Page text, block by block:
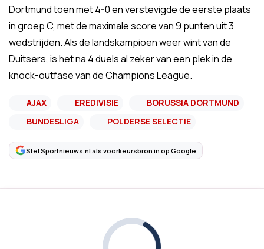
Dortmund toen met 4-0 en verstevigde de eerste plaats
in groep C, met de maximale score van 9 punten uit 3
wedstrijden. Als de landskampioen weer wint van de
Duitsers, is het na 4 duels al zeker van een plek in de
knock-outfase van de Champions League.
AJAX EREDIVISIE
BORUSSIA DORTMUND
BUNDESLIGA
POLDERSE SELECTIE
Stel Sportnieuws.nl als voorkeursbron in op Google